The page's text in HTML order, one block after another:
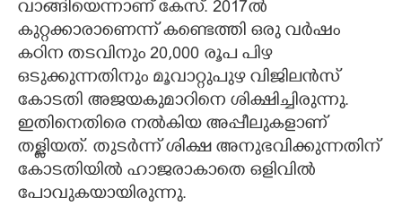
വാങ്ങിയെന്നാണ് കേസ്. 2017ൽ
കുറ്റക്കാരാണെന്ന് കണ്ടെത്തി ഒരു വ‌ർഷം
കഠിന തടവിനും 20,000 രൂപ പിഴ
ഒടുക്കുന്നതിനും മൂവാറ്റുപുഴ വിജിലൻസ്
കോടതി അജയകുമാറിനെ ശിക്ഷിച്ചിരുന്നു.
ഇതിനെതിരെ നൽകിയ അപ്പീലുകളാണ്
തള്ളിയത്. തുടർന്ന് ശിക്ഷ അനുഭവിക്കുന്നതിന്
കോടതിയിൽ ഹാജരാകാതെ ഒളിവിൽ
പോവുകയായിരുന്നു.